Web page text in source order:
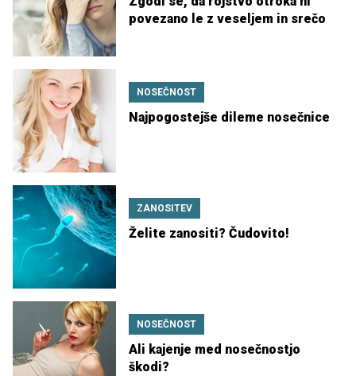
povezano le z veseljem in srečo
NOSEČNOST
Najpogostejše dileme nosečnice
ZANOSITEV
Želite zanositi? Čudovito!
NOSEČNOST
Ali kajenje med nosečnostjo
škodi?